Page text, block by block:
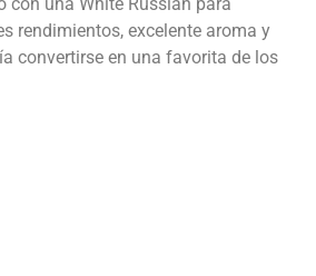
rendimientos, excelente aroma y
convertirse en una favorita de los